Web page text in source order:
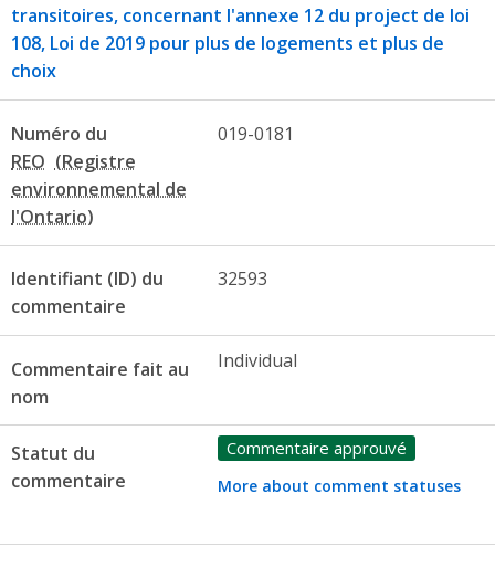
transitoires, concernant l'annexe 12 du project de loi
108, Loi de 2019 pour plus de logements et plus de
choix
Numéro du
REO
019-0181
Identifiant (ID) du
commentaire
32593
Commentaire fait au
nom
Individual
Statut du
commentaire
Commentaire approuvé
More about comment statuses